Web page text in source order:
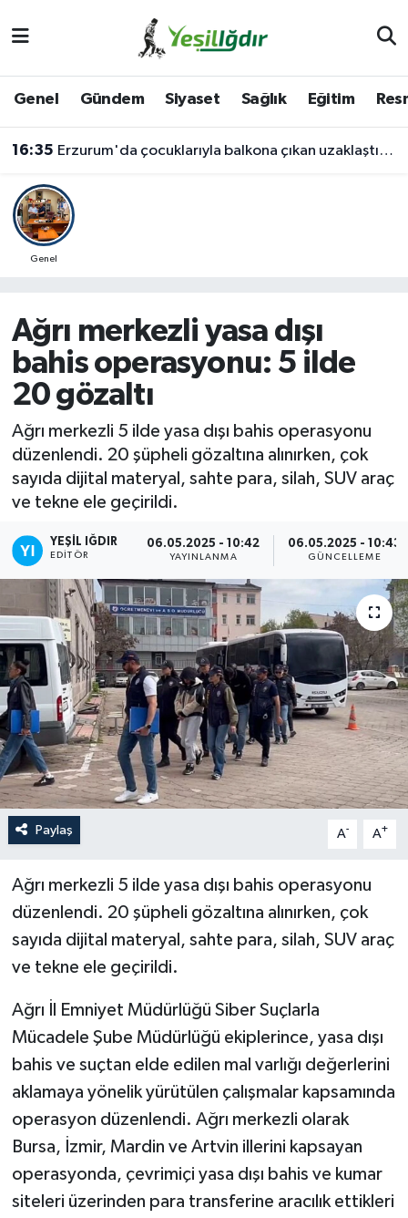
Genel Gündem Siyaset Sağlık Eğitim
16:35 Erzurum'da çocuklarıyla balkona çıkan uzaklaştırma kararlı koca ikna edildi
Genel
Ağrı merkezli yasa dışı
bahis operasyonu: 5 ilde
20 gözaltı
Ağrı merkezli 5 ilde yasa dışı bahis operasyonu
düzenlendi. 20 şüpheli gözaltına alınırken, çok
sayıda dijital materyal, sahte para, silah, SUV araç
ve tekne ele geçirildi.
YEŞIL IĞDIR
EDITÖR
06.05.2025 - 10:42
YAYINLANMA
06.05.2025 - 10:43
GÜNCELLEME
Paylaş A- A+
Ağrı merkezli 5 ilde yasa dışı bahis operasyonu
düzenlendi. 20 şüpheli gözaltına alınırken, çok
sayıda dijital materyal, sahte para, silah, SUV araç
ve tekne ele geçirildi.
Ağrı İl Emniyet Müdürlüğü Siber Suçlarla
Mücadele Şube Müdürlüğü ekiplerince, yasa dışı
bahis ve suçtan elde edilen mal varlığı değerlerini
aklamaya yönelik yürütülen çalışmalar kapsamında
operasyon düzenlendi. Ağrı merkezli olarak
Bursa, İzmir, Mardin ve Artvin illerini kapsayan
operasyonda, çevrimiçi yasa dışı bahis ve kumar
siteleri üzerinden para transferine aracılık ettikleri
İğdir Namaz Vakitleri
Iğdır Trafik Yoğunluk Haritası
Süper Lig Puan Durumu ve Fikstür
Son Dakika Haberleri
Haber Arşivi